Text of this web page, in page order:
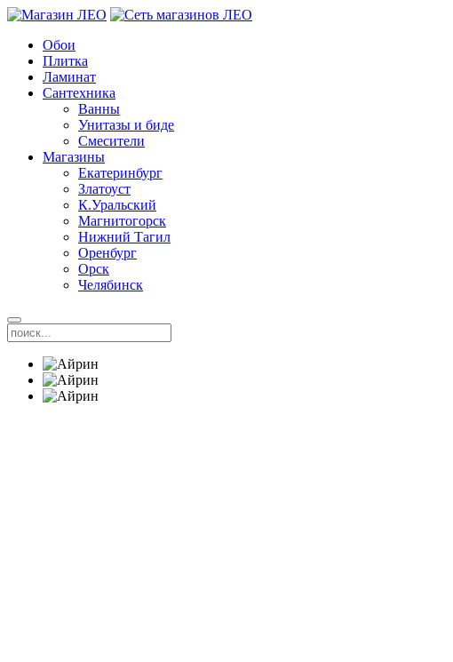
Обои
Плитка
Ламинат
Сантехника
Ванны
Унитазы и биде
Смесители
Магазины
Екатеринбург
Златоуст
К.Уральский
Магнитогорск
Нижний Тагил
Оренбург
Орск
Челябинск